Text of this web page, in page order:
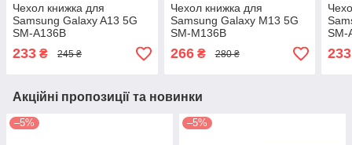
Чехол книжка для
Samsung Galaxy A13 5G
SM-A136B
233 ₴ 245 ₴
Чехол книжка для
Samsung Galaxy M13 5G
SM-M136B
266₴ 280 ₴
SM-
233
Акційні пропозиції та новинки
–5% –5%